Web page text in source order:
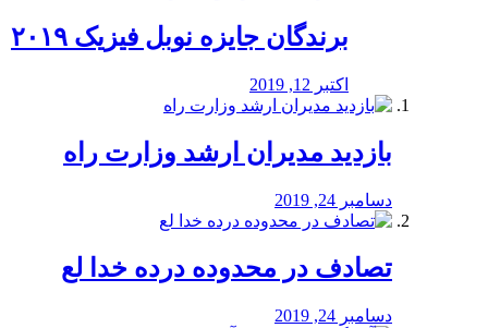
برندگان جایزه نوبل فیزیک ۲۰۱۹
اکتبر 12, 2019
بازدید مدیران ارشد وزارت راه
دسامبر 24, 2019
تصادف در محدوده درده خدا لع
دسامبر 24, 2019